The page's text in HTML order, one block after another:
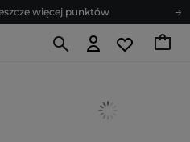
więcej punktów
pełen porad
więcej punktów